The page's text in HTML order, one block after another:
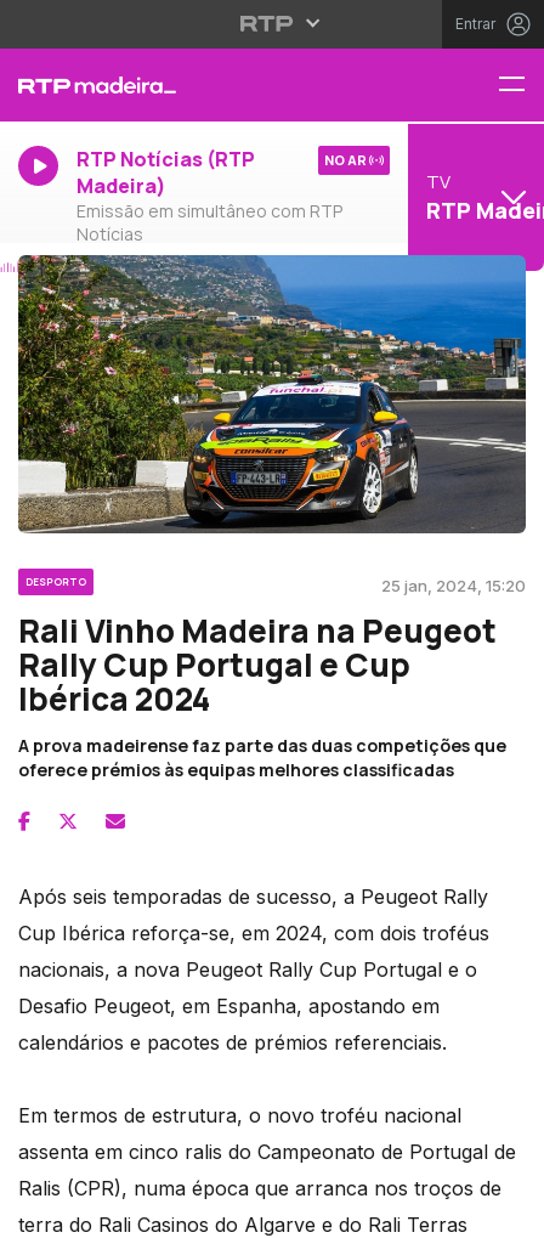
Entrar
RTP Notícias (RTP
Madeira)
Emissão em simultâneo com RTP
Notícias
NO AR
TV
RTP
DESPORTO 25 jan, 2024, 15:20
Rali Vinho Madeira na Peugeot
Rally Cup Portugal e Cup
Ibérica 2024
A prova madeirense faz parte das duas competições que
oferece prémios às equipas melhores classificadas
Após seis temporadas de sucesso, a Peugeot Rally
Cup Ibérica reforça-se, em 2024, com dois troféus
nacionais, a nova Peugeot Rally Cup Portugal e o
Desafio Peugeot, em Espanha, apostando em
calendários e pacotes de prémios referenciais.
Em termos de estrutura, o novo troféu nacional
assenta em cinco ralis do Campeonato de Portugal de
Ralis (CPR), numa época que arranca nos troços de
terra do Rali Casinos do Algarve e do Rali Terras